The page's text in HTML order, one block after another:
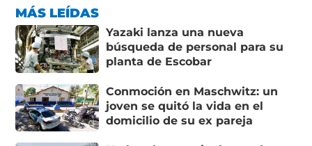
MÁS LEÍDAS
Yazaki lanza una nueva
búsqueda de personal para su
planta de Escobar
Conmoción en Maschwitz: un
joven se quitó la vida en el
domicilio de su ex pareja